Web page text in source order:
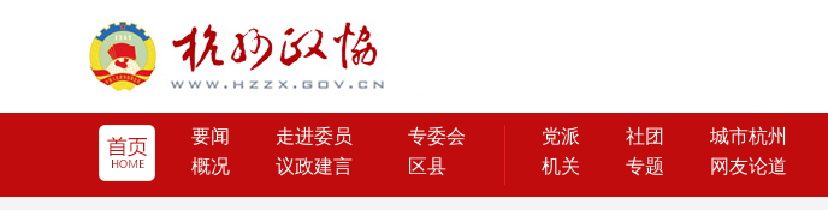
要闻 走进委员
专委会
概况
议政建言 区县
党派 社团
城市杭州
机关
专题 网友论道